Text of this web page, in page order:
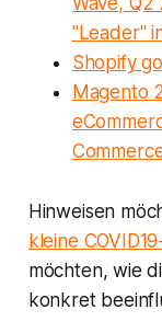
"Leader"
Shopify
Magento
Hinweisen
kleine
möchten, wie
konkret